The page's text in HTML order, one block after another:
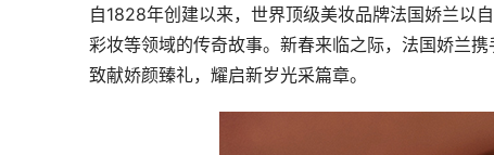
自1828年创建以来，世界顶级美妆品牌法国娇兰以
彩妆等领域的传奇故事。新春来临之际，法国娇兰
致献娇颜臻礼，耀启新岁光采篇章。